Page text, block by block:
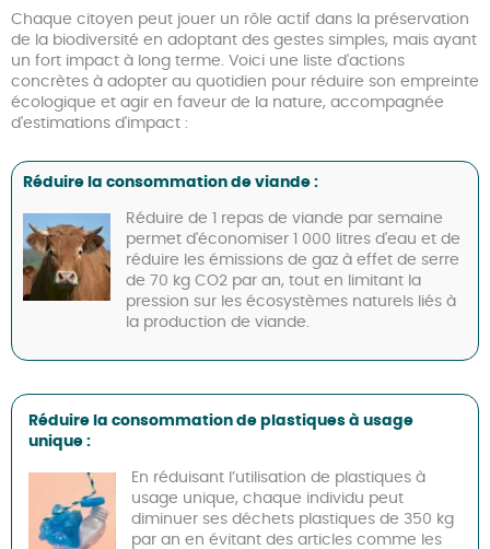
Chaque citoyen peut jouer un rôle actif dans la préservation
de la biodiversité en adoptant des gestes simples, mais ayant
un fort impact à long terme. Voici une liste d'actions
concrètes à adopter au quotidien pour réduire son empreinte
écologique et agir en faveur de la nature, accompagnée
d'estimations d'impact :
Réduire la consommation de viande :
Réduire de 1 repas de viande par semaine
permet d'économiser 1 000 litres d'eau et de
réduire les émissions de gaz à effet de serre
de 70 kg CO2 par an, tout en limitant la
pression sur les écosystèmes naturels liés à
la production de viande.
Réduire la consommation de plastiques à usage
unique :
En réduisant l’utilisation de plastiques à
usage unique, chaque individu peut
diminuer ses déchets plastiques de 350 kg
par an en évitant des articles comme les